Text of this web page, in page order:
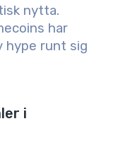
nytta.
har
hype runt sig
i